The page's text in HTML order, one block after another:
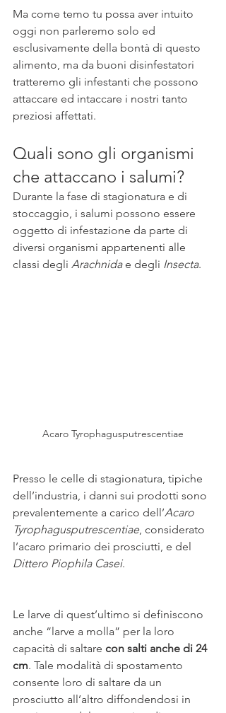
Ma come temo tu possa aver intuito
oggi non parleremo solo ed
esclusivamente della bontà di questo
alimento, ma da buoni disinfestatori
tratteremo gli infestanti che possono
attaccare ed intaccare i nostri tanto
preziosi affettati.
Quali sono gli organismi
che attaccano i salumi?
Durante la fase di stagionatura e di
stoccaggio, i salumi possono essere
oggetto di infestazione da parte di
diversi organismi appartenenti alle
classi degli Arachnida e degli Insecta.
Acaro Tyrophagusputrescentiae
Presso le celle di stagionatura, tipiche
dell’industria, i danni sui prodotti sono
prevalentemente a carico dell’Acaro
Tyrophagusputrescentiae, considerato
l’acaro primario dei prosciutti, e del
Dittero Piophila Casei.
Le larve di quest’ultimo si definiscono
anche “larve a molla” per la loro
capacità di saltare con salti anche di 24
cm. Tale modalità di spostamento
consente loro di saltare da un
prosciutto all’altro diffondendosi in